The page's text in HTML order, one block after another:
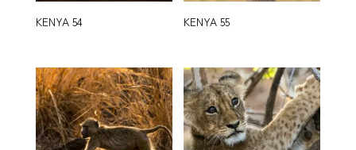
KENYA 54 KENYA 55